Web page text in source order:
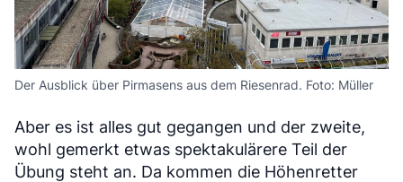
Der Ausblick über Pirmasens aus dem Riesenrad. Foto: Müller
Aber es ist alles gut gegangen und der zweite,
wohl gemerkt etwas spektakulärere Teil der
Übung steht an. Da kommen die Höhenretter